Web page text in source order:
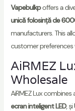
Vapebulkpoffers a
unică folosință de
manufacturers. This
customer preferences
AiRMEZ
Wholesale
AiRMEZ Lux combines
ecran inteligent LED, și